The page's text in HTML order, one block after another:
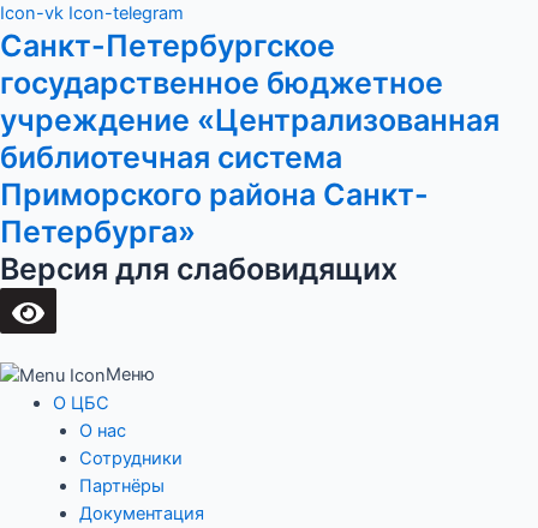
Перейти
к
Icon-vk Icon-telegram
Санкт-Петербургское
государственное бюджетное
учреждение «Централизованная
библиотечная система
Приморского района Санкт-
Петербурга»
Версия для слабовидящих
Меню
О ЦБС
О нас
Сотрудники
Партнёры
Документация
Main
Menu